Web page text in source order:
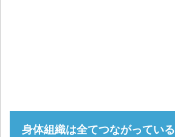
身体組織は全てつながっている